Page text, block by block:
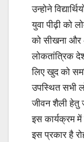
उन्होने
युवा पीढ़ी को
को सीखना और
लोकतांत्रिक
लिए खुद को
उपस्थित सभी
जीवन शैली हेतु
इस कार्यक्रम में
इस प्रकार है